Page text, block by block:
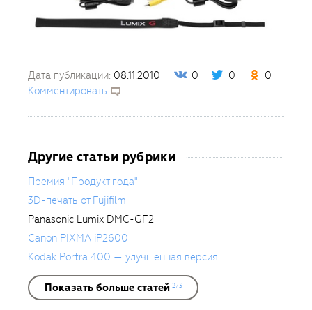
Дата публикации: 08.11.2010 0 0
0
Комментировать
Другие статьи рубрики
Премия "Продукт года"
3D-печать от Fujifilm
Panasonic Lumix DMC-GF2
Canon PIXMA iP2600
Kodak Portra 400 — улучшенная версия
Показать больше статей 273